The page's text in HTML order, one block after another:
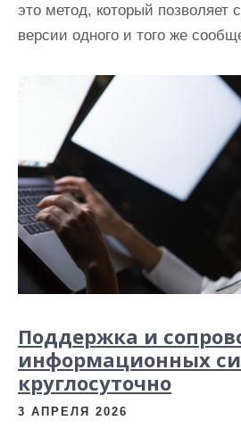
это метод, который позволяет
версии одного и того же
Поддержка и
информационных
круглосуточно
3 АПРЕЛЯ 2026